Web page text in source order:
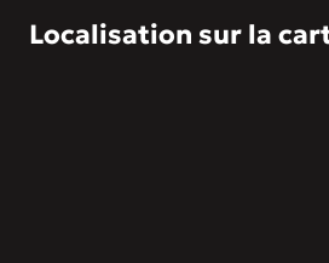
Localisation sur la